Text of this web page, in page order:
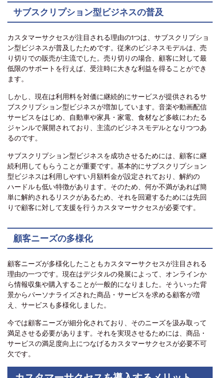
サブスクリプション型ビジネスの普及
カスタマーサクセスが注目される理由の1つは、サブスクリプショ
ン型ビジネスが普及したためです。従来のビジネスモデルは、売
り切りでの販売が主流でした。売り切りの場合、顧客に対して最
低限のサポートを行えば、受注時に大きな利益を得ることができ
ます。
しかし、現在は利用料を対価に継続的にサービスが提供されるサ
ブスクリプション型ビジネスが増加しています。音楽や動画配信
サービスをはじめ、自動車や家具・家電、食材など多岐にわたる
ジャンルで展開されており、主流のビジネスモデルとなりつつあ
るのです。
サブスクリプション型ビジネスを成功させるためには、顧客に継
続利用してもらうことが重要です。基本的にサブスクリプション
型ビジネスは利用しやすい月額料金が設定されており、解約の
ハードルも低い特徴があります。そのため、何か不満があれば簡
単に解約されるリスクがあるため、それを回避するためには先回
りで顧客に対して支援を行うカスタマーサクセスが必要です。
顧客ニーズの多様化
顧客ニーズが多様化したこともカスタマーサクセスが注目される
理由の一つです。現在はデジタルの発展によって、オンラインか
ら情報収集や購入することが一般的になりました。そういった背
景からパーソナライズされた商品・サービスを求める顧客が増
え、サービスも多様化しました。
今では顧客ニーズが細分化されており、そのニーズを汲み取って
満足させる必要があります。それを実現させるためには、商品・
サービスの満足度向上につなげるカスタマーサクセスが必要不可
欠です。